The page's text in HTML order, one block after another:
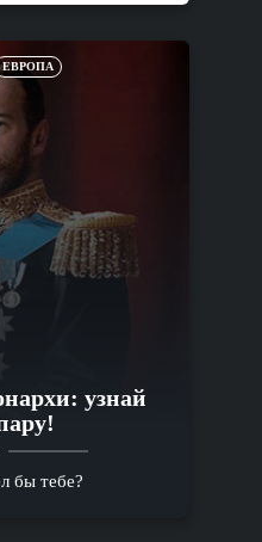
ЕВРОПА
узнай
бы тебе?